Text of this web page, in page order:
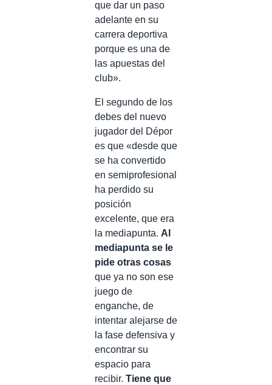
que dar un paso
adelante en su
carrera deportiva
porque es una de
las apuestas del
club».
El segundo de los
debes del nuevo
jugador del Dépor
es que «desde que
se ha convertido
en semiprofesional
ha perdido su
posición
excelente, que era
la mediapunta. Al
mediapunta se le
pide otras cosas
que ya no son ese
juego de
enganche, de
intentar alejarse de
la fase defensiva y
encontrar su
espacio para
recibir. Tiene que